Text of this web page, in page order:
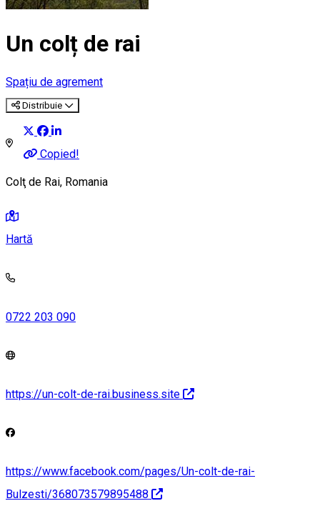
Un colț de rai
Spațiu de agrement
Distribuie
Copied!
Colţ de Rai, Romania
Hartă
0722 203 090
https://un-colt-de-rai.business.site
https://www.facebook.com/pages/Un-colt-de-rai-
Bulzesti/368073579895488